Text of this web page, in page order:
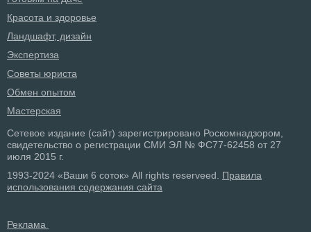
Красота и здоровье
Ландшафт, дизайн
Экспертиза
Советы юриста
Обмен опытом
Мастерская
Сетевое издание (сайт) зарегистрировано Роскомнадзором,
свидетельство о регистрации СМИ ЭЛ № ФС77-62458 от 27
июля 2015 г.
1993-2024 «Ваши 6 соток» All rights reserveed. Правила
использования содержания сайта
Реклама